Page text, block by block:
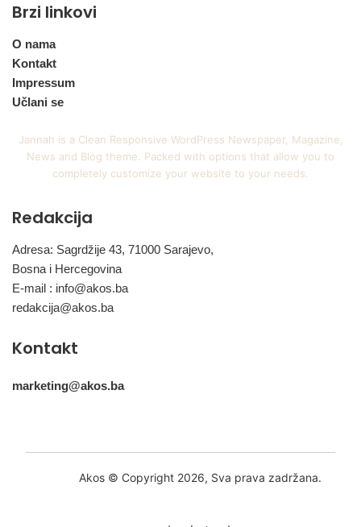
Brzi linkovi
O nama
Kontakt
Impressum
Učlani se
Jannah is a Clean Responsive WordPress Newspaper, Magazine,
News and Blog theme. Packed with options that allow you to
completely customize your website to your needs.
Redakcija
Adresa: Sagrdžije 43, 71000 Sarajevo,
Bosna i Hercegovina
E-mail : info@akos.ba
redakcija@akos.ba
Kontakt
marketing@akos.ba
Akos © Copyright 2026, Sva prava zadržana.